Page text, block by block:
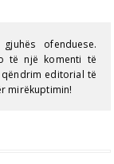
ofenduese.
të një komenti të
qëndrim editorial të
mirëkuptimin!